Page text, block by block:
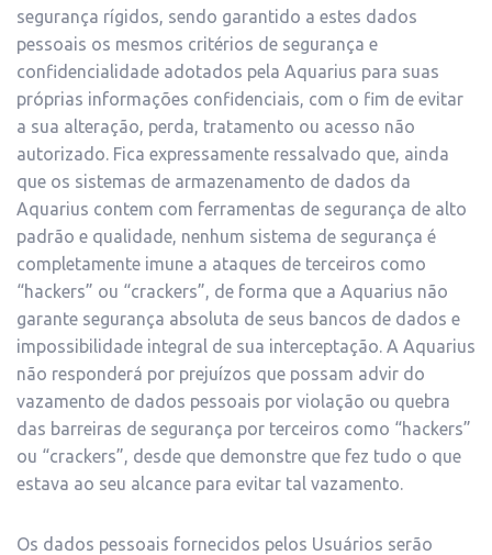
segurança rígidos, sendo garantido a estes dados
pessoais os mesmos critérios de segurança e
confidencialidade adotados pela Aquarius para suas
próprias informações confidenciais, com o fim de evitar
a sua alteração, perda, tratamento ou acesso não
autorizado. Fica expressamente ressalvado que, ainda
que os sistemas de armazenamento de dados da
Aquarius contem com ferramentas de segurança de alto
padrão e qualidade, nenhum sistema de segurança é
completamente imune a ataques de terceiros como
“hackers” ou “crackers”, de forma que a Aquarius não
garante segurança absoluta de seus bancos de dados e
impossibilidade integral de sua interceptação. A Aquarius
não responderá por prejuízos que possam advir do
vazamento de dados pessoais por violação ou quebra
das barreiras de segurança por terceiros como “hackers”
ou “crackers”, desde que demonstre que fez tudo o que
estava ao seu alcance para evitar tal vazamento.
Os dados pessoais fornecidos pelos Usuários serão